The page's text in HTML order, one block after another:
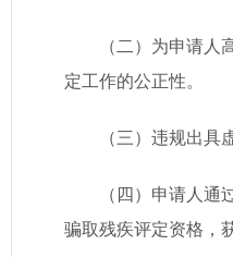
（二）为申请
定工作的公正性。
（三）违规出
（四）申请人
骗取残疾评定资格，